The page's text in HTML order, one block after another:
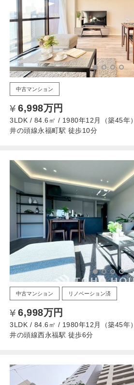
中古マンション
6,998万円
3LDK / 84.6㎡ / 1980年12月（築45年）
井の頭線永福町駅 徒歩10分
中古マンション リノベーション済
6,998万円
3LDK / 84.6㎡ / 1980年12月（築45年）
井の頭線西永福駅 徒歩6分